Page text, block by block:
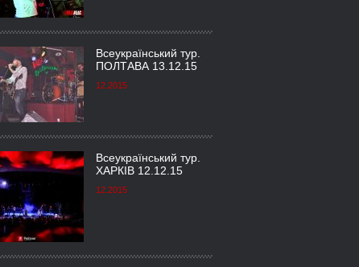
Всеукраїнський тур.
ПОЛТАВА 13.12.15
12.2015
Всеукраїнський тур.
ХАРКІВ 12.12.15
12.2015